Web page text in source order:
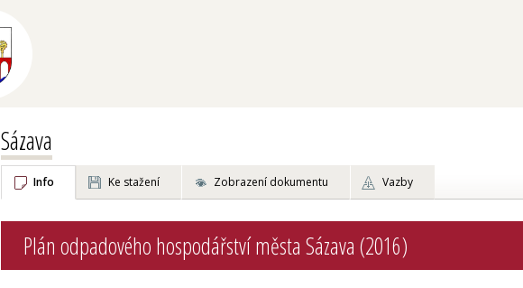
Sázava
Info Ke stažení Zobrazení dokumentu Vazby
Plán odpadového hospodářství města Sázava (2016)